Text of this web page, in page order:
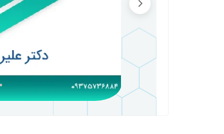
درمان پارگی تاندون و کشیدگی عضله مچ پا
بعد از اینکه گچ باز کردن شکستگی جوش خورده
با مراجعه به دکتر ارتوپد (آقای دکتر محمودی
پارگی تاندون و کشیدگی عضله شدن و به مرور
حلی که زودتر تاندون جوش بخورد و ورم پا خوب